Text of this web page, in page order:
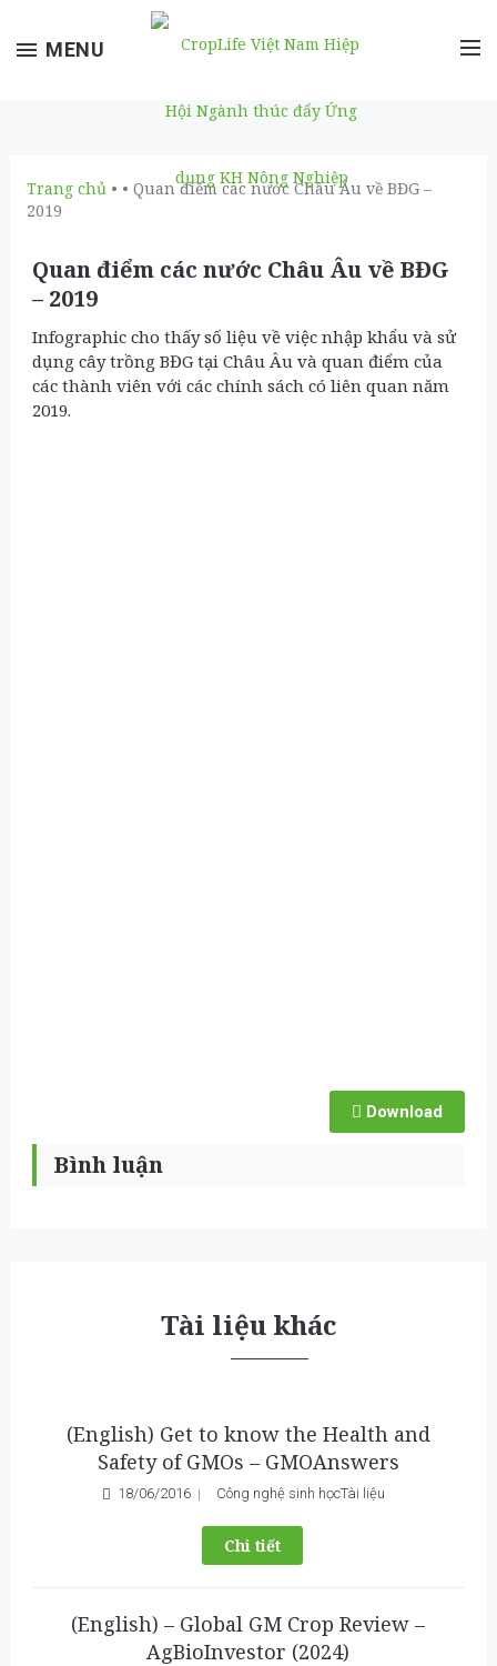
ToggleMENU
Trang chủ• • Quan điểm các nước Châu Âu về BĐG –
2019
Quan điểm các nước Châu Âu về BĐG
– 2019
Infographic cho thấy số liệu về việc nhập khẩu và sử
dụng cây trồng BĐG tại Châu Âu và quan điểm của
các thành viên với các chính sách có liên quan năm
2019.
Download
Bình luận
Tài liệu khác
(English) Get to know the Health and
Safety of GMOs – GMOAnswers
18/06/2016 Công nghệ sinh họcTài liệu
Chi tiết
(English) – Global GM Crop Review –
AgBioInvestor (2024)